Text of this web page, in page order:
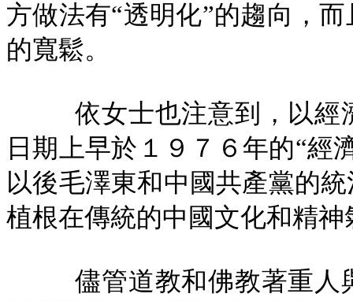
方做法有“透明化”的趨向，
的寬鬆。
依女士也注意到，以經
日期上早於１９７６年的“經
以後毛澤東和中國共產黨的
植根在傳統的中國文化和精神
儘管道教和佛教著重人